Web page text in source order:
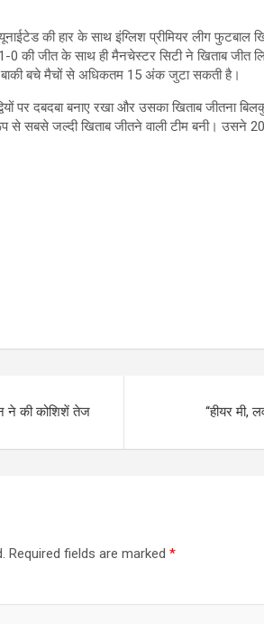
की हार के साथ इंग्लिश प्रीमियर लीग फुटबाल
की जीत के साथ ही मैनचेस्टर सिटी ने खिताब जीत
बचे मैचों से अधिकतम 15 अंक जुटा सकती है।
पर दबदबा बनाए रखा और उसका खिताब जीतना
से सबसे जल्दी खिताब जीतने वाली टीम बनी। उसने
ने की कोशिशें तेज ‘‘हीयर मी,
Required fields are marked *